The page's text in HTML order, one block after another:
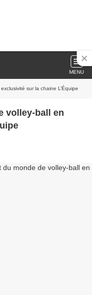
MENU
sur la chaine L’Équipe
volley-ball en